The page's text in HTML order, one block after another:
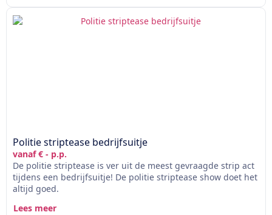
Politie striptease bedrijfsuitje
vanaf € - p.p.
De politie striptease is ver uit de meest gevraagde strip act
tijdens een bedrijfsuitje! De politie striptease show doet het
altijd goed.
Lees meer